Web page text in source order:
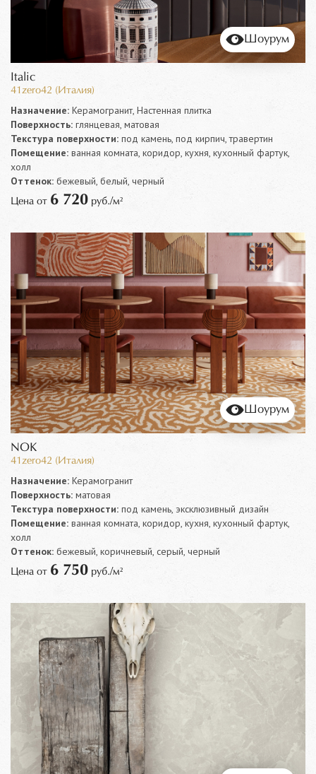
Шоурум
Italic
41zero42 (Италия)
Назначение: Керамогранит, Настенная плитка
Поверхность: глянцевая, матовая
Текстура поверхности: под камень, под кирпич, травертин
Помещение: ванная комната, коридор, кухня, кухонный фартук,
холл
Оттенок: бежевый, белый, черный
Цена от 6 720 руб./м²
Шоурум
NOK
41zero42 (Италия)
Назначение: Керамогранит
Поверхность: матовая
Текстура поверхности: под камень, эксклюзивный дизайн
Помещение: ванная комната, коридор, кухня, кухонный фартук,
холл
Оттенок: бежевый, коричневый, серый, черный
Цена от 6 750 руб./м²